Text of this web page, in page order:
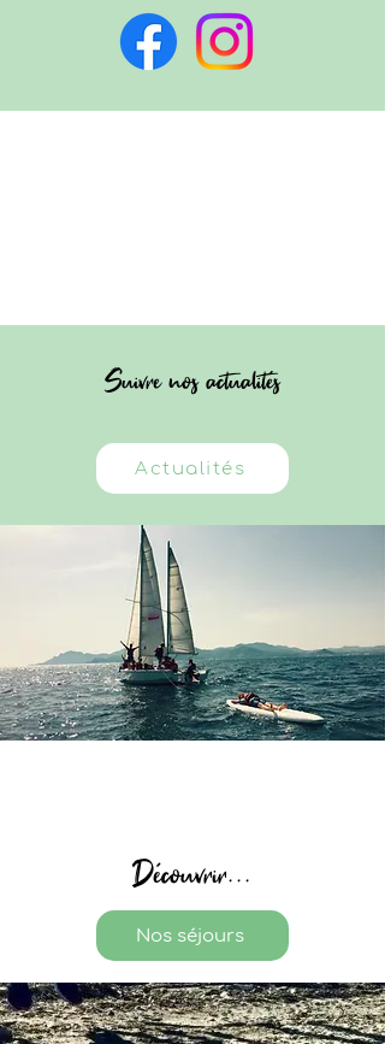
Suivre nos actualités
Actualités
Découvrir...
Nos séjours